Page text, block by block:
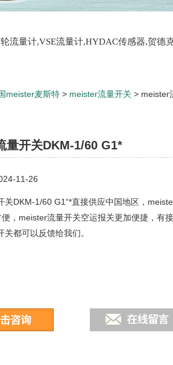
流量计,VSE流量计,HYDAC传感器,贺德
meister麦斯特 > meister流量开关 > meister
量开关DKM-1/60 G1*
11-26
关DKM-1/60 G1“*直接供应中国地区，
，meister流量开关空运报关更加便捷，有
关都可以反馈给我们。